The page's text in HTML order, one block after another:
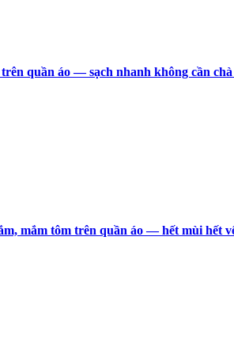
quần áo — sạch nhanh không cần
mắm tôm trên quần áo — hết mùi hết